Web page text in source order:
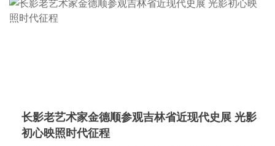
长影老艺术家金德顺参观吉林省近现代史展 光影
初心映照时代征程